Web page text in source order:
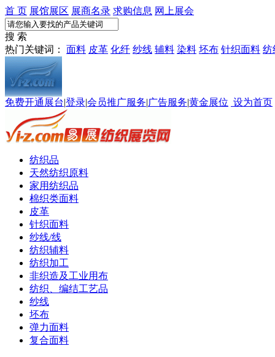
首 页 展馆展区 展商名录 求购信息 网上展会
搜 索
热门关键词： 面料 皮革 化纤 纱线 辅料 染料 坯布 针织面料 纺
免费开通展台|登录|会员推广服务|广告服务|黄金展位 设为首页
纺织品
天然纺织原料
家用纺织品
棉织类面料
皮革
针织面料
纱线/线
纺织辅料
纺织加工
非织造及工业用布
纺织、编结工艺品
纱线
坯布
弹力面料
复合面料